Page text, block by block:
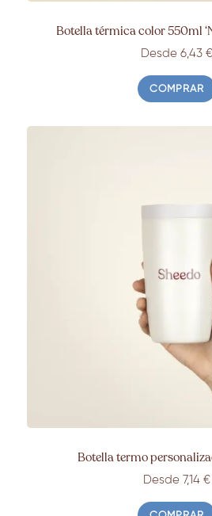
Botella térmica color 550ml
Desde 6,43 €
COMPRAR
Botella termo
Desde 7,14 €